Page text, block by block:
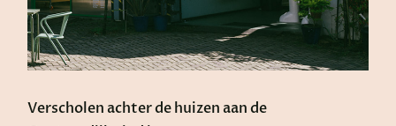
Verscholen achter de huizen aan de